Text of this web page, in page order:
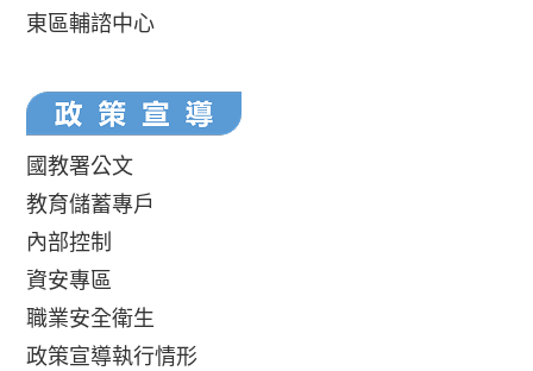
東區輔諮中心
國教署公文
教育儲蓄專戶
內部控制
資安專區
職業安全衛生
政策宣導執行情形